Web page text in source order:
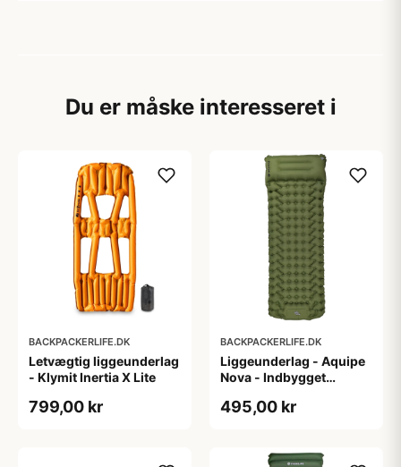
Du er måske interesseret i
BACKPACKERLIFE.DK
Letvægtig liggeunderlag
- Klymit Inertia X Lite
799,00 kr
BACKPACKERLIFE.DK
Liggeunderlag - Aquipe
Nova - Indbygget
495,00 kr